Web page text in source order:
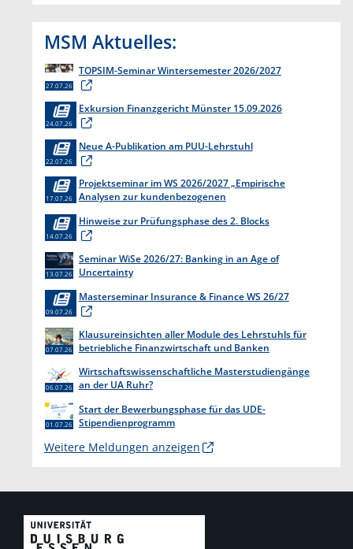
MSM Aktuelles:
TOPSIM-Seminar Wintersemester 2026/2027
27.07.26
Exkursion Finanzgericht Münster 15.09.2026
24.07.26
Neue A-Publikation am PUU-Lehrstuhl
22.07.26
Projektseminar im WS 2026/2027 „Empirische
Analysen zur kundenbezogenen
17.07.26
Hinweise zur Prüfungsphase des 2. Blocks
14.07.26
Seminar WiSe 2026/27: Banking in an Age of
Uncertainty
13.07.26
Masterseminar Insurance & Finance WS 26/27
09.07.26
Klausureinsichten aller Module des Lehrstuhls für
betriebliche Finanzwirtschaft und Banken
07.07.26
Wirtschaftswissenschaftliche Masterstudiengänge
an der UA Ruhr?
06.07.26
Start der Bewerbungsphase für das UDE-
Stipendienprogramm
01.07.26
Weitere Meldungen anzeigen